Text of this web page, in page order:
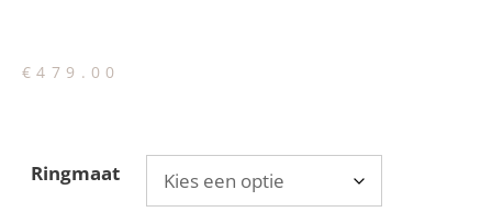
€479.00
Ringmaat